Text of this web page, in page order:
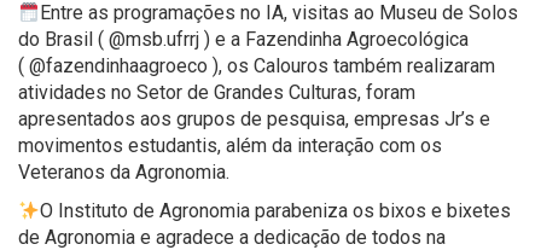
Entre as programações no IA, visitas ao Museu de Solos
do Brasil ( @msb.ufrrj ) e a Fazendinha Agroecológica
( @fazendinhaagroeco ), os Calouros também realizaram
atividades no Setor de Grandes Culturas, foram
apresentados aos grupos de pesquisa, empresas Jr’s e
movimentos estudantis, além da interação com os
Veteranos da Agronomia.
O Instituto de Agronomia parabeniza os bixos e bixetes
de Agronomia e agradece a dedicação de todos na